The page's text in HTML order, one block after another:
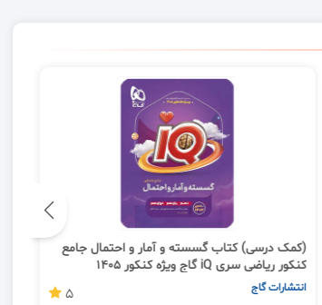
(کمک درسی) کتاب گسسته و آمار و احتمال جامع
کنکور ریاضی سری iQ گاج ویژه کنکور 1405
انتشارات گاج 5